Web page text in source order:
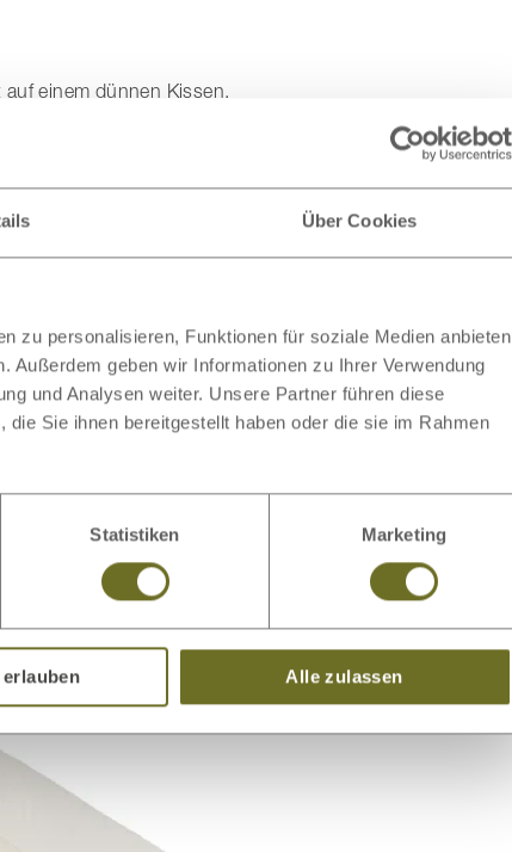
Über Cookies
zu personalisieren, Funktionen für soziale Medien anbieten
Außerdem geben wir Informationen zu Ihrer Verwendung
und Analysen weiter. Unsere Partner führen diese
Sie ihnen bereitgestellt haben oder die sie im Rahmen
Statistiken Marketing
Alle zulassen
einem dünnen Kissen.
hautfreundlich und garantiert schadstofffrei.
sicheres Baby-Schlafumfeld.
zum Beispiel sind ideal, denn hier sinkt das Baby
Bettkante und Matratze zwei Finger Platz
ermöglichen zum Beispiel Spanngummis an den